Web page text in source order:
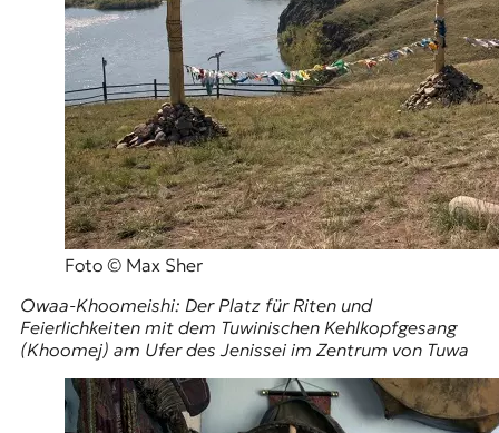
Foto © Max Sher
Owaa-Khoomeishi: Der Platz für Riten und
Feierlichkeiten mit dem Tuwinischen Kehlkopfgesang
(Khoomej) am Ufer desJenisseiim Zentrum von Tuwa